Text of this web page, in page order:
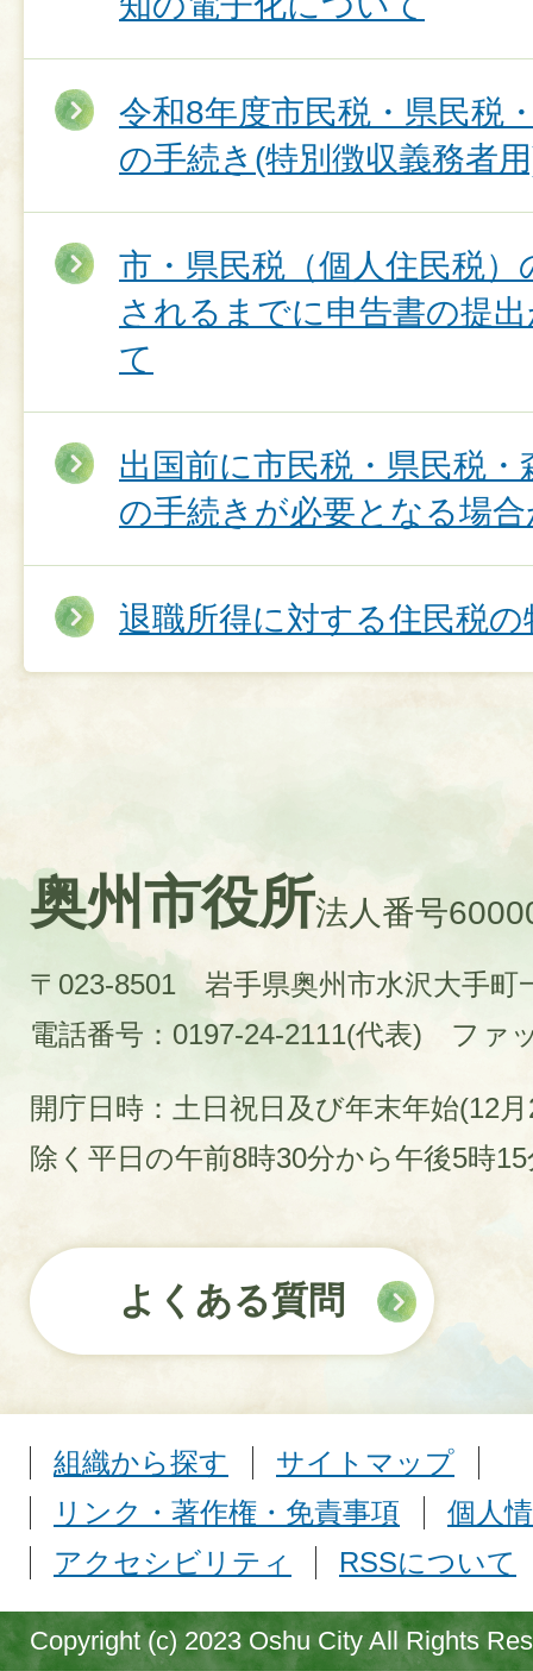
令和8年度市民税・県民税
の手続き(特別徴収義務者
市・県民税（個人住民税
されるまでに申告書の提
て
出国前に市民税・県民税
の手続きが必要となる場
退職所得に対する住民税の
奥州市役所法人番号
〒023-8501 岩手県奥州市水沢大手町
電話番号：0197-24-2111(代表)
ファ
開庁日時：土日祝日及び年末年始(12
除く平日の午前8時30分から午後5時
よくある質問
組織から探す
サイトマップ
リンク・著作権・免責事項
個人
アクセシビリティ
RSSについて
Copyright (c) 2023 Oshu City All Rights